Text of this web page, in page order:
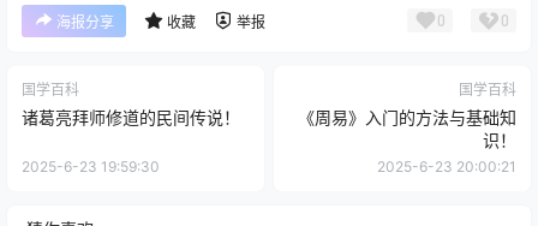
海报分享 收藏 举报 0 0
国学百科
诸葛亮拜师修道的民间传说！
2025-6-23 19:59:30
国学百科
《周易》入门的方法与基础知
识！
2025-6-23 20:00:21